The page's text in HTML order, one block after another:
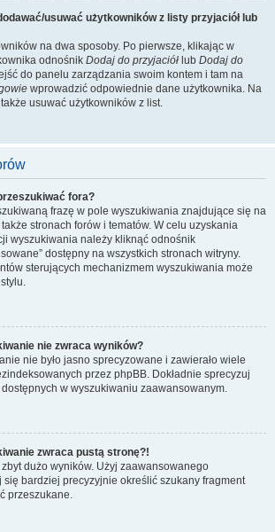
usuwać użytkowników z listy przyjaciół lub
na dwa sposoby. Po pierwsze, klikając w
odnośnik Dodaj do przyjaciół lub Dodaj do
do panelu zarządzania swoim kontem i tam na
wprowadzić odpowiednie dane użytkownika. Na
usuwać użytkowników z list.
fora?
frazę w pole wyszukiwania znajdujące się na
stronach forów i tematów. W celu uzyskania
wyszukiwania należy kliknąć odnośnik
dostępny na wszystkich stronach witryny.
sterujących mechanizmem wyszukiwania może
nie zwraca wyników?
nie było jasno sprecyzowane i zawierało wiele
przez phpBB. Dokładnie sprecyzuj
w wyszukiwaniu zaawansowanym.
zwraca pustą stronę?!
dużo wyników. Użyj zaawansowanego
bardziej precyzyjnie określić szukany fragment
przeszukane.